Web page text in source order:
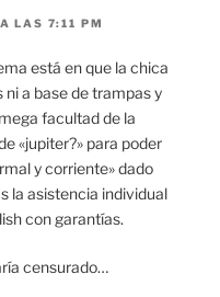
LAS 7:11 PM
está en que la chica
ni a base de trampas y
facultad de la
«jupiter?» para poder
y corriente» dado
la asistencia individual
con garantías.
censurado…